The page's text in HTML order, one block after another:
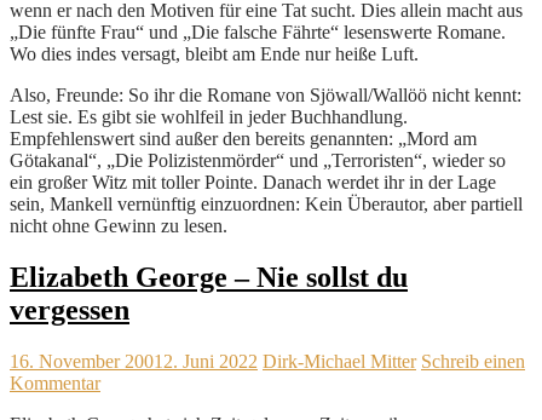
wenn er nach den Motiven für eine Tat sucht. Dies allein macht aus
„Die fünfte Frau“ und „Die falsche Fährte“ lesenswerte Romane.
Wo dies indes versagt, bleibt am Ende nur heiße Luft.
Also, Freunde: So ihr die Romane von Sjöwall/Wallöö nicht kennt:
Lest sie. Es gibt sie wohlfeil in jeder Buchhandlung.
Empfehlenswert sind außer den bereits genannten: „Mord am
Götakanal“, „Die Polizistenmörder“ und „Terroristen“, wieder so
ein großer Witz mit toller Pointe. Danach werdet ihr in der Lage
sein, Mankell vernünftig einzuordnen: Kein Überautor, aber partiell
nicht ohne Gewinn zu lesen.
Elizabeth George – Nie sollst du
vergessen
16. November 2001 2. Juni 2022 Dirk-Michael Mitter Schreib einen
Kommentar